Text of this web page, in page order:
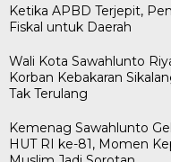
Ketika APBD Terjepit,
Fiskal untuk Daerah
Wali Kota Sawahlunto
Korban Kebakaran
Tak Terulang
Kemenag Sawahlunto
HUT RI ke-81, Momen